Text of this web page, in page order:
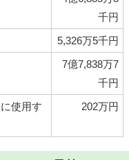
千円
5,326万5千円
7億7,838万7
千円
使用す
202万円